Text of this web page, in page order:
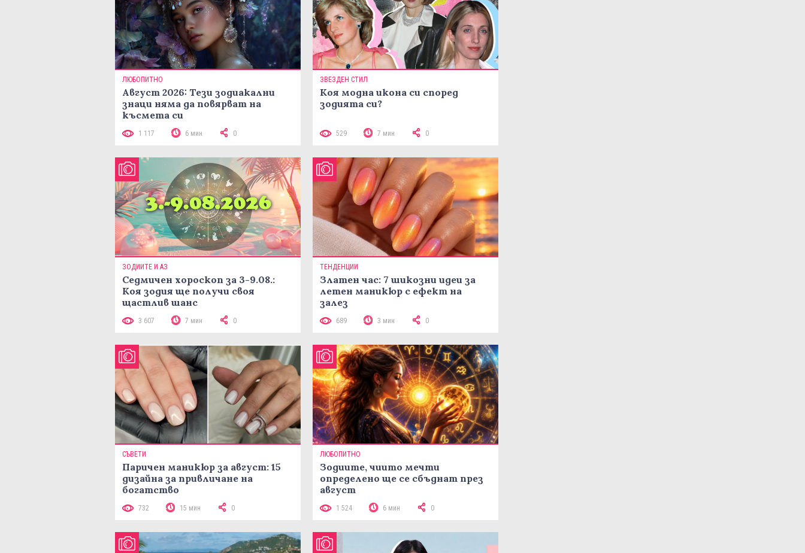
ЛЮБОПИТНО
Август 2026: Тези зодиакални
знаци няма да повярват на
късмета си
1 117 6 мин 0
ЗВЕЗДЕН СТИЛ
Коя модна икона си според
зодията си?
529 7 мин 0
ЗОДИИТЕ И АЗ
Седмичен хороскоп за 3-9.08.:
Коя зодия ще получи своя
щастлив шанс
3 607 7 мин 0
ТЕНДЕНЦИИ
Златен час: 7 шикозни идеи за
летен маникюр с ефект на
залез
689 3 мин 0
СЪВЕТИ
Паричен маникюр за август: 15
дизайна за привличане на
богатство
732 15 мин 0
ЛЮБОПИТНО
Зодиите, чиито мечти
определено ще се сбъднат през
август
1 524 6 мин 0